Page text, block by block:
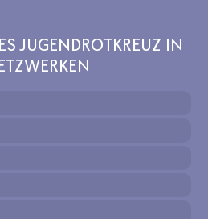
JUGENDROTKREUZ IN